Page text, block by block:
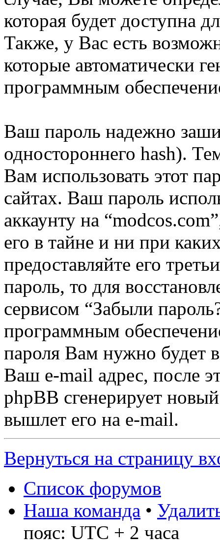
которая будет доступна
Также, у Вас есть
которые автоматически
программным
Ваш пароль надежно
одностороннего hash).
Вам использовать этот
сайтах. Ваш пароль
аккаунту на
его в тайне и ни при
предоставляйте его
пароль, то для
сервисом “Забыли
программным
пароля Вам нужно будет
Ваш e-mail адрес, после
phpBB сгенерирует
вышлет его на e-mail.
Вернуться на страницу
Список форумов
Наша команда •
пояс: UTC + 2 часа